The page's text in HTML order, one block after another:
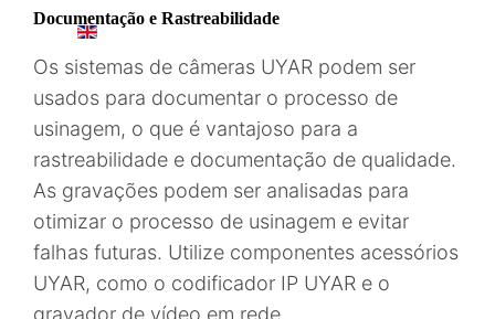
EN
Documentação e Rastreabilidade
Os sistemas de câmeras UYAR podem ser
usados para documentar o processo de
usinagem, o que é vantajoso para a
rastreabilidade e documentação de qualidade.
As gravações podem ser analisadas para
otimizar o processo de usinagem e evitar
falhas futuras. Utilize componentes acessórios
UYAR, como o codificador IP UYAR e o
gravador de vídeo em rede.